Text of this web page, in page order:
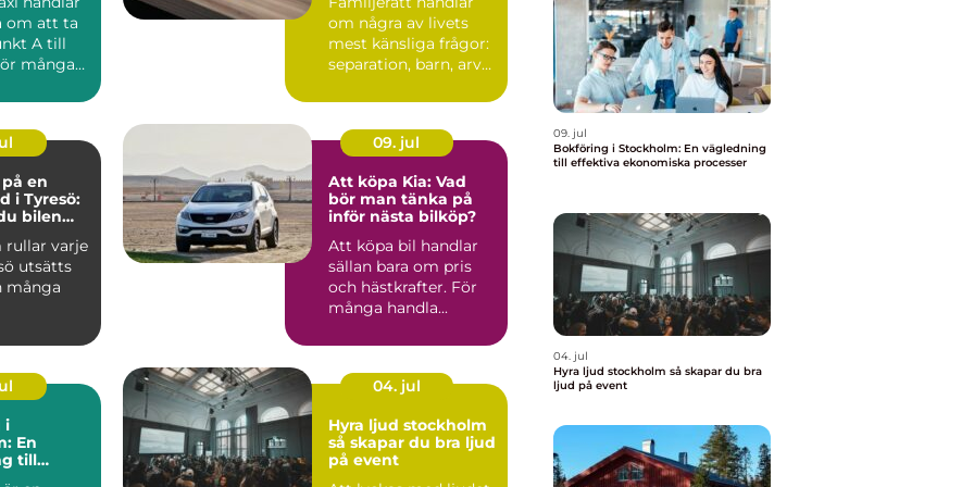
om att ta
A till
många
om några av livets
mest känsliga frågor:
separation, barn, arv
en
i Tyresö:
bilen
rullar varje
utsätts
många
09. jul
Att köpa Kia: Vad
bör man tänka på
inför nästa bilköp?
Att köpa bil handlar
sällan bara om pris
och hästkrafter. För
många handla...
i
En
till
04. jul
Hyra ljud stockholm
så skapar du bra ljud
på event
09. jul
Bokföring i Stockholm: En vägledning
till effektiva ekonomiska processer
04. jul
Hyra ljud stockholm så skapar du bra
ljud på event